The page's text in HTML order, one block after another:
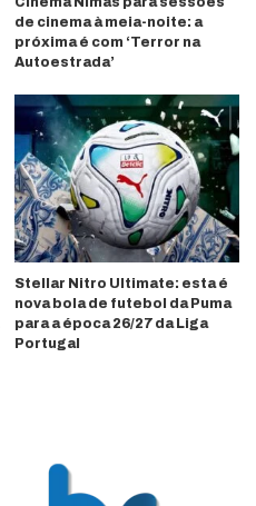
de cinema à meia-noite: a
próxima é com ‘Terror na
Autoestrada’
Stellar Nitro Ultimate: esta é
nova bola de futebol da Puma
para a época 26/27 da Liga
Portugal